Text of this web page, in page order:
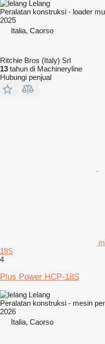
Lelang
Peralatan konstruksi - loader
2025
Italia, Caorso
Ritchie Bros (Italy) Srl
13 tahun di Machineryline
Hubungi penjual
18S
4
Plus Power HCP-18S
Lelang
Peralatan konstruksi - mesin
2026
Italia, Caorso